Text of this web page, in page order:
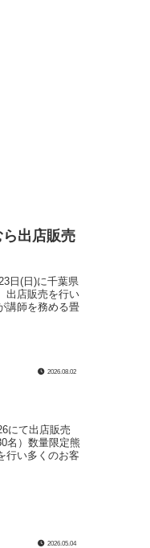
出店販売
日(日)に千葉県
出店販売を行い
講師を務める畳
2026.08.02
にて出店販売
名）数量限定熊
行い多くのお客
2026.05.04